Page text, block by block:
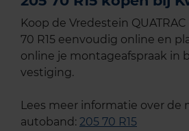
Koop de Vredestein
70 R15 eenvoudig online en
online je montageafspraak in
vestiging.
Lees meer informatie over de
autoband: 205 70 R15